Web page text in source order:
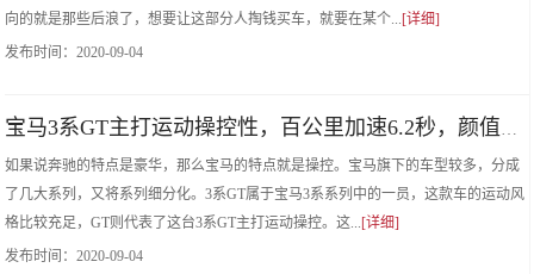
向的就是那些后浪了，想要让这部分人掏钱买车，就要在某个...[详细]
发布时间：2020-09-04
如果说奔驰的特点是豪华，那么宝马的特点就是操控。宝马旗下的车型较多，分成
了几大系列，又将系列细分化。3系GT属于宝马3系系列中的一员，这款车的运动风
格比较充足，GT则代表了这台3系GT主打运动操控。这...[详细]
发布时间：2020-09-04